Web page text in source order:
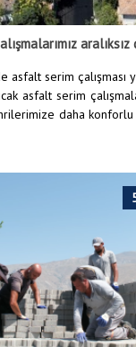
serim çalışması
asfalt serim
daha konforlu